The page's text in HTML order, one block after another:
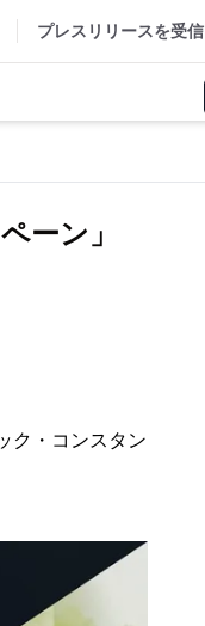
プレスリリースを受信
ーン」
ク・コンスタン